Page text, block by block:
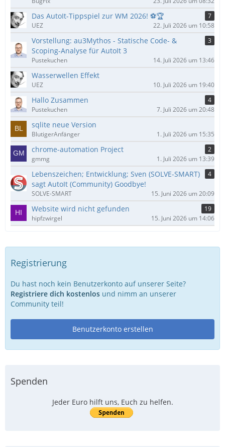
Das AutoIt-Tippspiel zur WM 2026! ⚽🏆
7
UEZ
22. Juli 2026 um 10:58
Vorstellung: au3Mythos - Statische Code- &
Scoping-Analyse für AutoIt 3
3
Pustekuchen 14. Juli 2026 um 13:46
Wasserwellen Effekt
UEZ 10. Juli 2026 um 19:40
Hallo Zusammen
4
Pustekuchen
7. Juli 2026 um 20:48
sqlite neue Version
BlutigerAnfänger 1. Juli 2026 um 15:35
chrome-automation Project
2
gmmg
1. Juli 2026 um 13:39
Lebenszeichen; Entwicklung; Sven (SOLVE-SMART)
sagt AutoIt (Community) Goodbye!
4
SOLVE-SMART 15. Juni 2026 um 20:09
Website wird nicht gefunden
19
hipfzwirgel
15. Juni 2026 um 14:06
Registrierung
Du hast noch kein Benutzerkonto auf unserer Seite?
Registriere dich kostenlos und nimm an unserer
Community teil!
Benutzerkonto erstellen
Spenden
Jeder Euro hilft uns, Euch zu helfen.